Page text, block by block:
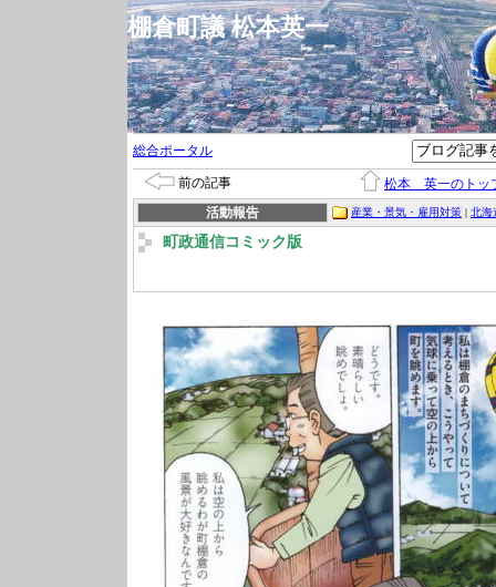
棚倉町議 松本英一
総合ポータル
前の記事
松本 英一のトッ
活動報告
産業・景気・雇用対策 | 北海
町政通信コミック版